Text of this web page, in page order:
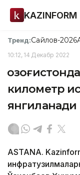
KAZINFORM
Тренд:Сайлов-2026
10:12, 14 Декабр 2022
километр
янгиланади
ASTANA.